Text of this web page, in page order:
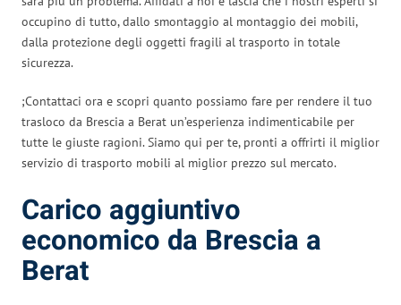
occupino di tutto, dallo smontaggio al montaggio dei mobili,
dalla protezione degli oggetti fragili al trasporto in totale
sicurezza.
;Contattaci ora e scopri quanto possiamo fare per rendere il tuo
trasloco da Brescia a Berat un’esperienza indimenticabile per
tutte le giuste ragioni. Siamo qui per te, pronti a offrirti il miglior
servizio di trasporto mobili al miglior prezzo sul mercato.
Carico aggiuntivo
economico da Brescia a
Berat